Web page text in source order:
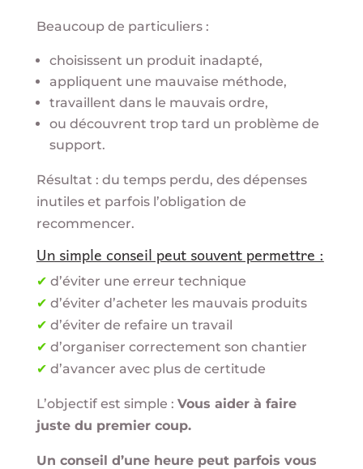
Beaucoup de particuliers :
choisissent un produit inadapté,
appliquent une mauvaise méthode,
travaillent dans le mauvais ordre,
ou découvrent trop tard un problème de
support.
Résultat : du temps perdu, des dépenses
inutiles et parfois l’obligation de
recommencer.
Un simple conseil peut souvent permettre :
✔ d’éviter une erreur technique
✔ d’éviter d’acheter les mauvais produits
✔ d’éviter de refaire un travail
✔ d’organiser correctement son chantier
✔ d’avancer avec plus de certitude
L’objectif est simple : Vous aider à faire
juste du premier coup.
Un conseil d’une heure peut parfois vous